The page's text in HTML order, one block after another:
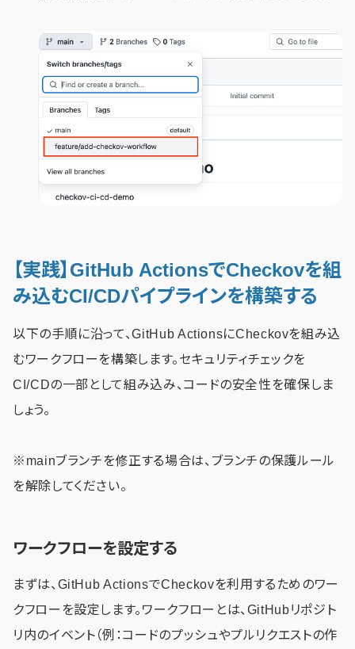
【実践】GitHub ActionsでCheckovを組
み込むCI/CDパイプラインを構築する
以下の手順に沿って、GitHub ActionsにCheckovを組み込
むワークフローを構築します。セキュリティチェックを
CI/CDの一部として組み込み、コードの安全性を確保しま
しょう。
※mainブランチを修正する場合は、ブランチの保護ルール
を解除してください。
ワークフローを設定する
まずは、GitHub ActionsでCheckovを利用するためのワー
クフローを設定します。ワークフローとは、GitHubリポジト
リ内のイベント（例：コードのプッシュやプルリクエストの作